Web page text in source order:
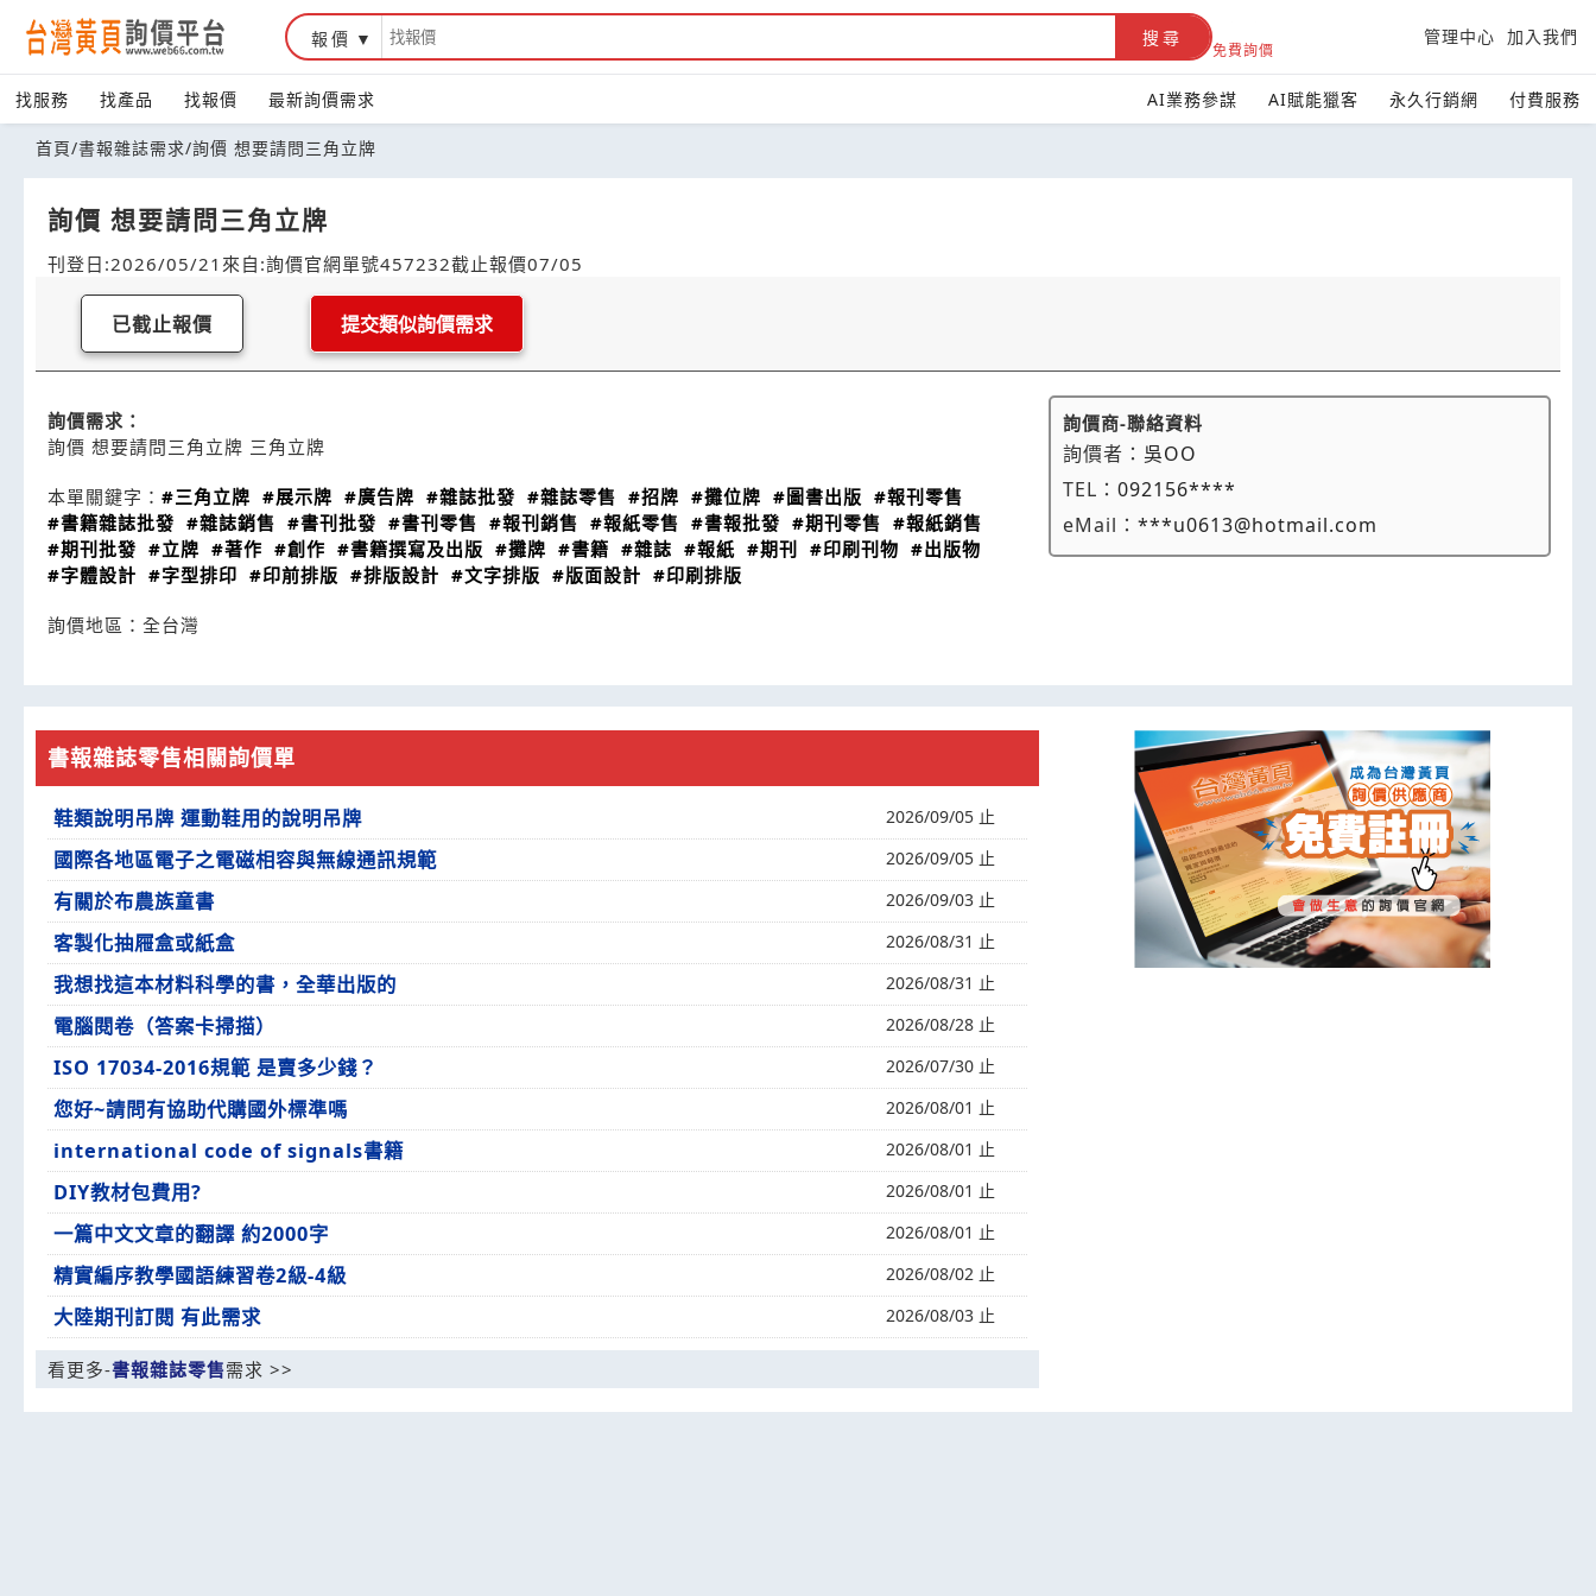
報價 搜尋
免費詢價
管理中心 加入我們
找服務 找產品 找報價 最新詢價需求 AI業務參謀 AI賦能獵客 永久行銷網 付費服務
首頁/書報雜誌需求/詢價 想要請問三角立牌
詢價 想要請問三角立牌
刊登日:2026/05/21 來自:詢價官網單號457232截止報價07/05
已截止報價 提交類似詢價需求
詢價需求：
詢價 想要請問三角立牌 三角立牌
本單關鍵字： #三角立牌 #展示牌 #廣告牌 #雜誌批發 #雜誌零售 #招牌 #攤位牌 #圖書出版 #報刊零售
#書籍雜誌批發 #雜誌銷售 #書刊批發 #書刊零售 #報刊銷售 #報紙零售 #書報批發 #期刊零售 #報紙銷售
#期刊批發 #立牌 #著作 #創作 #書籍撰寫及出版 #攤牌 #書籍 #雜誌 #報紙 #期刊 #印刷刊物 #出版物
#字體設計 #字型排印 #印前排版 #排版設計 #文字排版 #版面設計 #印刷排版
詢價地區： 全台灣
詢價商-聯絡資料
詢價者： 吳OO
TEL：092156****
eMail：***u0613@hotmail.com
書報雜誌零售相關詢價單
鞋類說明吊牌 運動鞋用的說明吊牌 2026/09/05 止
國際各地區電子之電磁相容與無線通訊規範 2026/09/05 止
有關於布農族童書 2026/09/03 止
客製化抽屜盒或紙盒 2026/08/31 止
我想找這本材料科學的書，全華出版的 2026/08/31 止
電腦閱卷（答案卡掃描） 2026/08/28 止
ISO 17034-2016規範 是賣多少錢？ 2026/07/30 止
您好~請問有協助代購國外標準嗎 2026/08/01 止
international code of signals書籍 2026/08/01 止
DIY教材包費用? 2026/08/01 止
一篇中文文章的翻譯 約2000字 2026/08/01 止
精實編序教學國語練習卷2級-4級 2026/08/02 止
大陸期刊訂閱 有此需求 2026/08/03 止
看更多-書報雜誌零售需求 >>